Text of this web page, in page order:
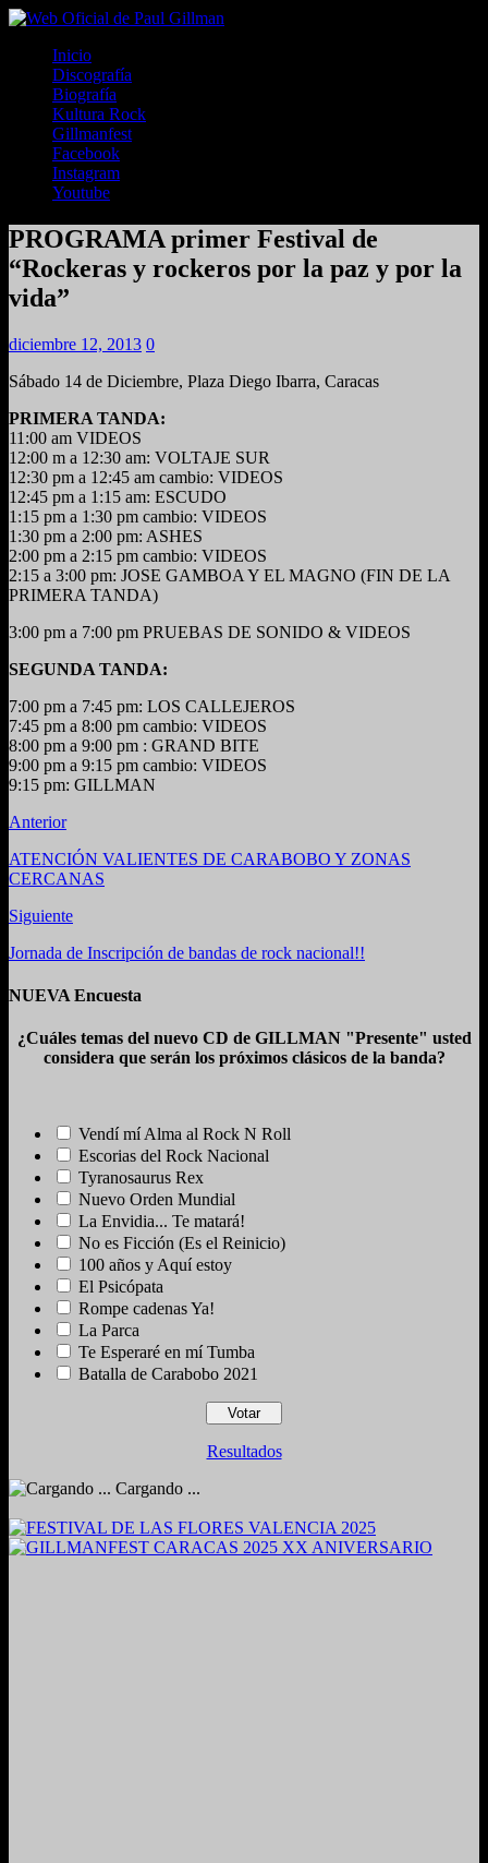
Inicio
Discografía
Biografía
Kultura Rock
Gillmanfest
Facebook
Instagram
Youtube
PROGRAMA primer Festival de
“Rockeras y rockeros por la paz y por la
vida”
diciembre 12, 2013 0
Sábado 14 de Diciembre, Plaza Diego Ibarra, Caracas
PRIMERA TANDA:
11:00 am VIDEOS
12:00 m a 12:30 am: VOLTAJE SUR
12:30 pm a 12:45 am cambio: VIDEOS
12:45 pm a 1:15 am: ESCUDO
1:15 pm a 1:30 pm cambio: VIDEOS
1:30 pm a 2:00 pm: ASHES
2:00 pm a 2:15 pm cambio: VIDEOS
2:15 a 3:00 pm: JOSE GAMBOA Y EL MAGNO (FIN DE LA
PRIMERA TANDA)
3:00 pm a 7:00 pm PRUEBAS DE SONIDO & VIDEOS
SEGUNDA TANDA:
7:00 pm a 7:45 pm: LOS CALLEJEROS
7:45 pm a 8:00 pm cambio: VIDEOS
8:00 pm a 9:00 pm : GRAND BITE
9:00 pm a 9:15 pm cambio: VIDEOS
9:15 pm: GILLMAN
Anterior
ATENCIÓN VALIENTES DE CARABOBO Y ZONAS
CERCANAS
Siguiente
Jornada de Inscripción de bandas de rock nacional!!
NUEVA Encuesta
¿Cuáles temas del nuevo CD de GILLMAN "Presente" usted
considera que serán los próximos clásicos de la banda?
Vendí mí Alma al Rock N Roll
Escorias del Rock Nacional
Tyranosaurus Rex
Nuevo Orden Mundial
La Envidia... Te matará!
No es Ficción (Es el Reinicio)
100 años y Aquí estoy
El Psicópata
Rompe cadenas Ya!
La Parca
Te Esperaré en mí Tumba
Batalla de Carabobo 2021
Resultados
Cargando ...